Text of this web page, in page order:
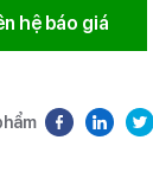
hệ báo giá